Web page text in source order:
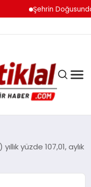
Şehrin
yüzde 107,01, aylık